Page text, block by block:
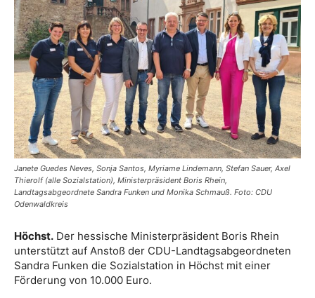
Janete Guedes Neves, Sonja Santos, Myriame Lindemann, Stefan Sauer, Axel
Thierolf (alle Sozialstation), Ministerpräsident Boris Rhein,
Landtagsabgeordnete Sandra Funken und Monika Schmauß. Foto: CDU
Odenwaldkreis
Höchst. Der hessische Ministerpräsident Boris Rhein
unterstützt auf Anstoß der CDU-Landtagsabgeordneten
Sandra Funken die Sozialstation in Höchst mit einer
Förderung von 10.000 Euro.